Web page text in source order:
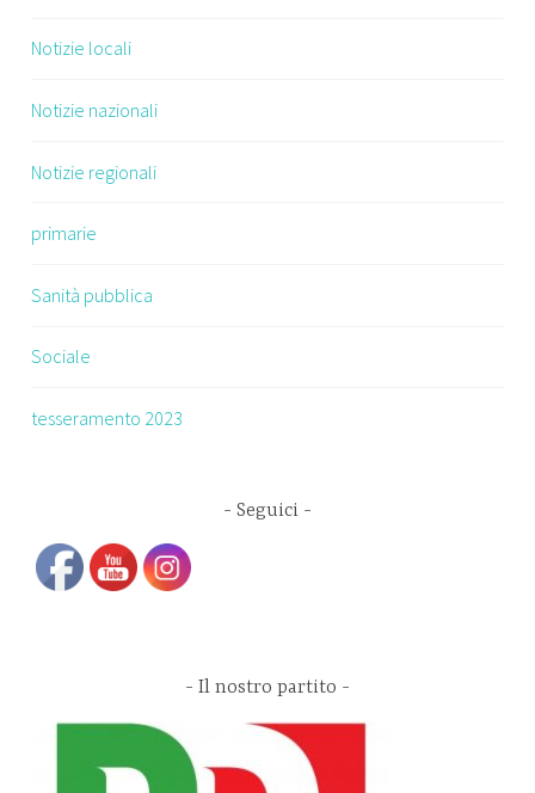
Notizie locali
Notizie nazionali
Notizie regionali
primarie
Sanità pubblica
Sociale
tesseramento 2023
Seguici
Il nostro partito